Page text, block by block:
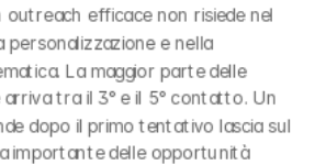
outreach efficace non risiede nel
personalizzazione e nella
La maggior parte delle
tra il 3° e il 5° contatto. Un
dopo il primo tentativo lascia sul
importante delle opportunità